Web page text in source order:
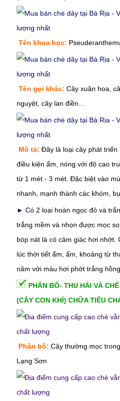
Tên khoa học:
Tên gọi khác: Cây xuân hoa,
nguyệt, cây lan điền…
Mô tả: Đây là loại cây phát triển
điều kiện ẩm, nóng với độ cao
từ 1 mét - 3 mét. Đặc biệt vào
nhanh, mạnh thành các khóm,
► Có 2 loại hoàn ngọc đỏ và
trắng mềm và nhọn được mọc
bóp nát lá có cảm giác hơi nhớt.
lúc thời tiết ấm, ẩm, khoảng từ
năm với màu hơi phớt trắng
PHÂN BỐ- THU HÁI VÀ
(CÂY CON KHỈ) CHỮA TIÊU
Phân bố: Cây thường mọc
Lạng Sơn